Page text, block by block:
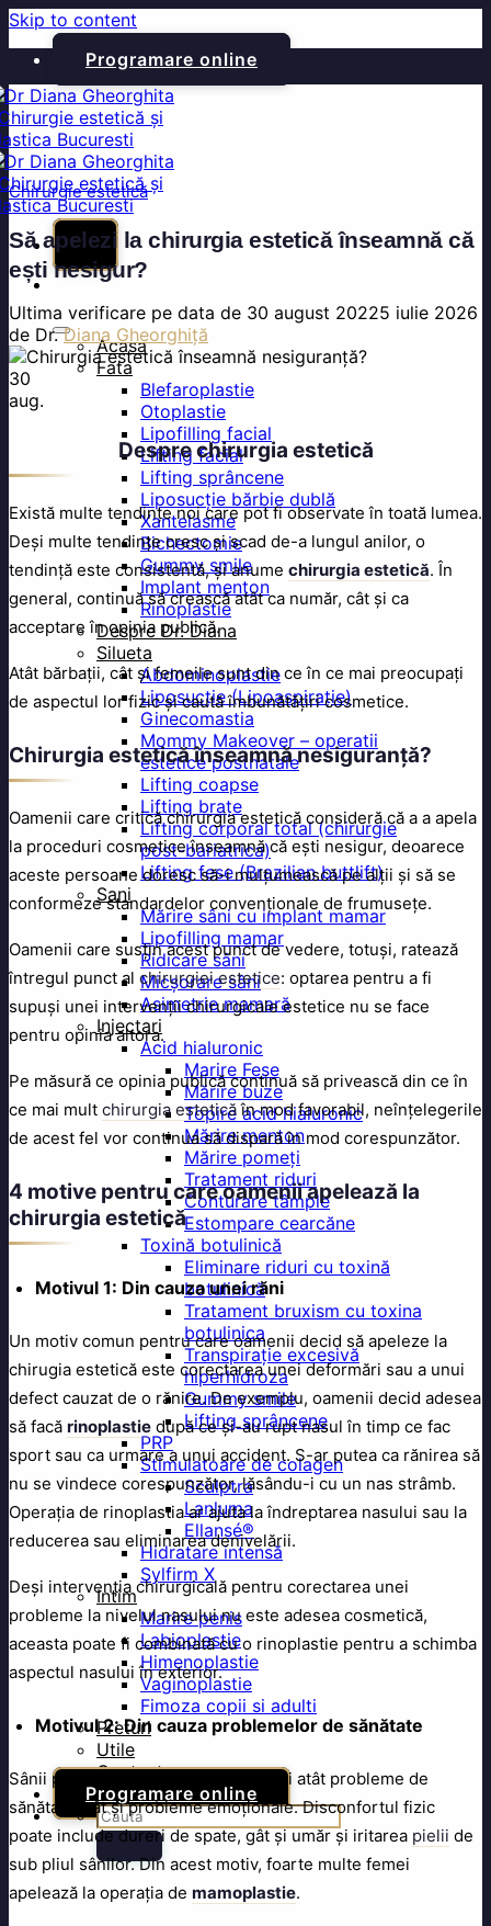
Skip to content
Programare online
Acasa
Fata
Blefaroplastie
Otoplastie
Lipofilling facial
Lifting facial
Lifting sprâncene
Liposucție bărbie dublă
Xantelasme
Bichectomie
Gummy smile
Implant menton
Rinoplastie
Despre Dr. Diana
Silueta
Abdominoplastie
Liposucție (Lipoaspirație)
Ginecomastia
Mommy Makeover – operatii
estetice postnatale
Lifting coapse
Lifting brațe
Lifting corporal total (chirurgie
post-bariatrica)
Lifting fese (Brazilian buttlift)
Sani
Mărire sâni cu implant mamar
Lipofilling mamar
Ridicare sâni
Micșorare sâni
Asimetrie mamară
Injectari
Acid hialuronic
Marire Fese
Mărire buze
Topire acid hialuronic
Mărire menton
Mărire pomeți
Tratament riduri
Conturare tâmple
Estompare cearcăne
Toxină botulinică
Eliminare riduri cu toxină
botulinică
Tratament bruxism cu toxina
botulinica
Transpirație excesivă
hiperhidroza
Gummy smile
Lifting sprâncene
PRP
Stimulatoare de colagen
Sculptra
Lanluma
Ellansé®
Hidratare intensă
Sylfirm X
Intim
Marire penis
Labioplastie
Himenoplastie
Vaginoplastie
Fimoza copii si adulti
Preturi
Utile
Contact
Programare online
Chirurgie estetică
Să apelezi la chirurgia estetică înseamnă că
ești nesigur?
Ultima verificare pe data de 30 august 20225 iulie 2026
de Dr.Diana Gheorghiță
30
aug.
Despre chirurgia estetică
Există multe tendințe noi care pot fi observate în toată lumea.
Deși multe tendințe cresc și scad de-a lungul anilor, o
tendință este consistentă, și anume chirurgia estetică. În
general, continuă să crească atât ca număr, cât și ca
acceptare în opinia publică.
Atât bărbații, cât și femeile sunt din ce în ce mai preocupați
de aspectul lor fizic și caută îmbunătățiri cosmetice.
Chirurgia estetică înseamnă nesiguranță?
Oamenii care critică chirurgia estetică consideră că a a apela
la proceduri cosmetice înseamnă că ești nesigur, deoarece
aceste persoane doresc să-i mulțumească pe alții și să se
conformeze standardelor convenționale de frumusețe.
Oamenii care susțin acest punct de vedere, totuși, ratează
întregul punct al chirurgiei estetice: optarea pentru a fi
supuși unei intervenții chirurgicale estetice nu se face
pentru opinia altora.
Pe măsură ce opinia publică continuă să privească din ce în
ce mai mult chirurgia esteticăîn mod favorabil, neînțelegerile
de acest fel vor continua să dispară în mod corespunzător.
4 motive pentru care oamenii apelează la
chirurgia estetică
Motivul 1: Din cauza unei răni
Un motiv comun pentru care oamenii decid să apeleze la
chirugia estetică este corectarea unei deformări sau a unui
defect cauzat de o rănire. De exemplu, oamenii decid adesea
să facă rinoplastie după ce și-au rupt nasul în timp ce fac
sport sau ca urmare a unui accident. S-ar putea ca rănirea să
nu se vindece corespunzător, lăsându-i cu un nas strâmb.
Operația de rinoplastia ar ajuta la îndreptarea nasului sau la
reducerea sau eliminarea denivelării.
Deși intervenția chirurgicală pentru corectarea unei
probleme la nivelul nasului nu este adesea cosmetică,
aceasta poate fi combinată cu o rinoplastie pentru a schimba
aspectul nasului în exterior.
Motivul 2: Din cauza problemelor de sănătate
Sânii prea mari pot cauza unor femei atât probleme de
sănătate, cât și probleme emoționale. Disconfortul fizic
poate include dureri de spate, gât și umăr și iritarea pielii de
sub pliul sânilor. Din acest motiv, foarte multe femei
apelează la operația de mamoplastie.